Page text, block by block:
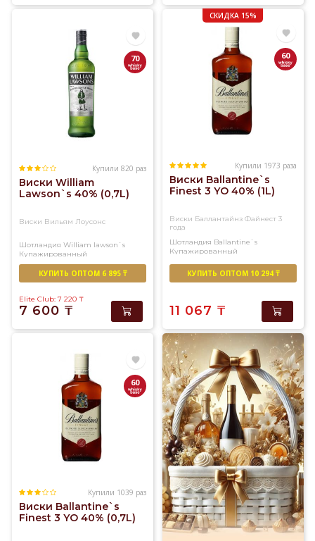
70
Купили 820 раз
Виски William
Lawson`s 40% (0,7L)
Виски Вильям Лоусонс
Шотландия William lawson`s
Купажированный
КУПИТЬ ОПТОМ 6 895 ₸
Elite Club: 7 220 ₸
7 600 ₸
СКИДКА 15%
60
Купили 1973 раза
Виски Ballantine`s
Finest 3 YO 40% (1L)
Виски Баллантайнз Файнест 3
года
Шотландия Ballantine`s
Купажированный
КУПИТЬ ОПТОМ 10 294 ₸
11 067 ₸
60
Купили 1039 раз
Виски Ballantine`s
Finest 3 YO 40% (0,7L)